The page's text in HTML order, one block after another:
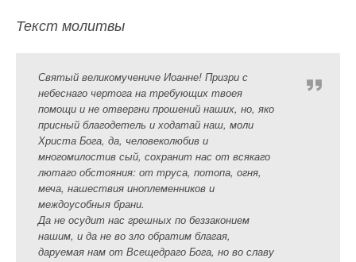
Текст молитвы
Святый великомучениче Иоанне! Призри с
небеснаго чертога на требующих твоея
помощи и не отвергни прошений наших, но, яко
присный благодетель и ходатай наш, моли
Христа Бога, да, человеколюбив и
многомилостив сый, сохранит нас от всякаго
лютаго обстояния: от труса, потопа, огня,
меча, нашествия иноплеменников и
междоусобныя брани.
Да не осудит нас грешных по беззаконием
нашим, и да не во зло обратим благая,
даруемая нам от Всещедраго Бога, но во славу